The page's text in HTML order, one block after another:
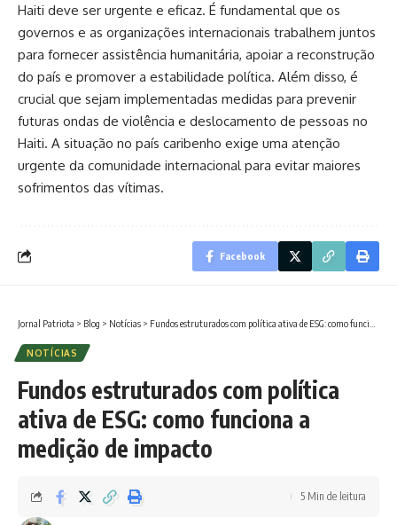
Haiti deve ser urgente e eficaz. É fundamental que os
governos e as organizações internacionais trabalhem juntos
para fornecer assistência humanitária, apoiar a reconstrução
do país e promover a estabilidade política. Além disso, é
crucial que sejam implementadas medidas para prevenir
futuras ondas de violência e deslocamento de pessoas no
Haiti. A situação no país caribenho exige uma atenção
urgente da comunidade internacional para evitar maiores
sofrimentos das vítimas.
Facebook
Jornal Patriota > Blog > Notícias > Fundos estruturados com política ativa de ESG: como funciona a medição de impacto
NOTÍCIAS
Fundos estruturados com política
ativa de ESG: como funciona a
medição de impacto
5 Min de leitura